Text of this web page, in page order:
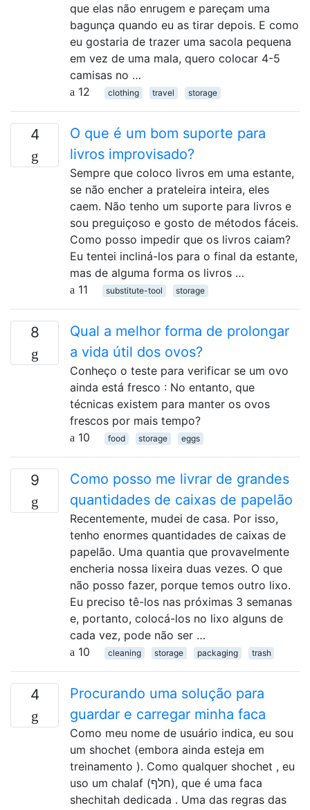
que elas não enrugem e pareçam uma
bagunça quando eu as tirar depois. E como
eu gostaria de trazer uma sacola pequena
em vez de uma mala, quero colocar 4-5
camisas no …
12
clothing travel storage
4
O que é um bom suporte para
livros improvisado?
Sempre que coloco livros em uma estante,
se não encher a prateleira inteira, eles
caem. Não tenho um suporte para livros e
sou preguiçoso e gosto de métodos fáceis.
Como posso impedir que os livros caiam?
Eu tentei incliná-los para o final da estante,
mas de alguma forma os livros …
11
substitute-tool storage
8
Qual a melhor forma de prolongar
a vida útil dos ovos?
Conheço o teste para verificar se um ovo
ainda está fresco : No entanto, que
técnicas existem para manter os ovos
frescos por mais tempo?
10
food storage eggs
9
Como posso me livrar de grandes
quantidades de caixas de papelão
Recentemente, mudei de casa. Por isso,
tenho enormes quantidades de caixas de
papelão. Uma quantia que provavelmente
encheria nossa lixeira duas vezes. O que
não posso fazer, porque temos outro lixo.
Eu preciso tê-los nas próximas 3 semanas
e, portanto, colocá-los no lixo alguns de
cada vez, pode não ser …
10
cleaning storage packaging trash
4
Procurando uma solução para
guardar e carregar minha faca
Como meu nome de usuário indica, eu sou
um shochet (embora ainda esteja em
treinamento ). Como qualquer shochet , eu
uso um chalaf (חלף), que é uma faca
shechitah dedicada . Uma das regras das